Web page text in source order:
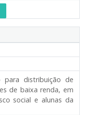
para distribuição de
de baixa renda, em
social e alunas da